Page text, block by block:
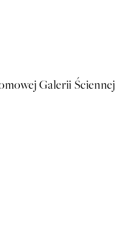
Galerii Ściennej